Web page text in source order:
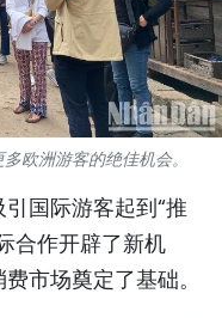
欧洲游客的绝佳机会。
国际游客起到“推
合作开辟了新机
市场奠定了基础。